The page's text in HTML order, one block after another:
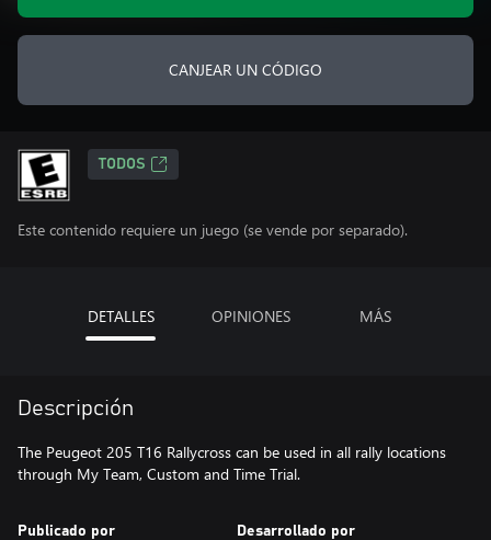
CANJEAR UN CÓDIGO
TODOS
Este contenido requiere un juego (se vende por separado).
DETALLES OPINIONES MÁS
Descripción
The Peugeot 205 T16 Rallycross can be used in all rally locations
through My Team, Custom and Time Trial.
Publicado por Desarrollado por